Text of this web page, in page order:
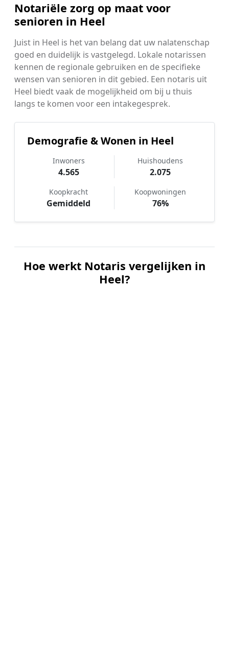
Notariële zorg op maat voor
senioren in Heel
Juist in Heel is het van belang dat uw nalatenschap
goed en duidelijk is vastgelegd. Lokale notarissen
kennen de regionale gebruiken en de specifieke
wensen van senioren in dit gebied. Een notaris uit
Heel biedt vaak de mogelijkheid om bij u thuis
langs te komen voor een intakegesprek.
Demografie & Wonen in Heel
Inwoners
4.565
Huishoudens
2.075
Koopkracht
Gemiddeld
Koopwoningen
76%
Hoe werkt Notaris vergelijken in
Heel?